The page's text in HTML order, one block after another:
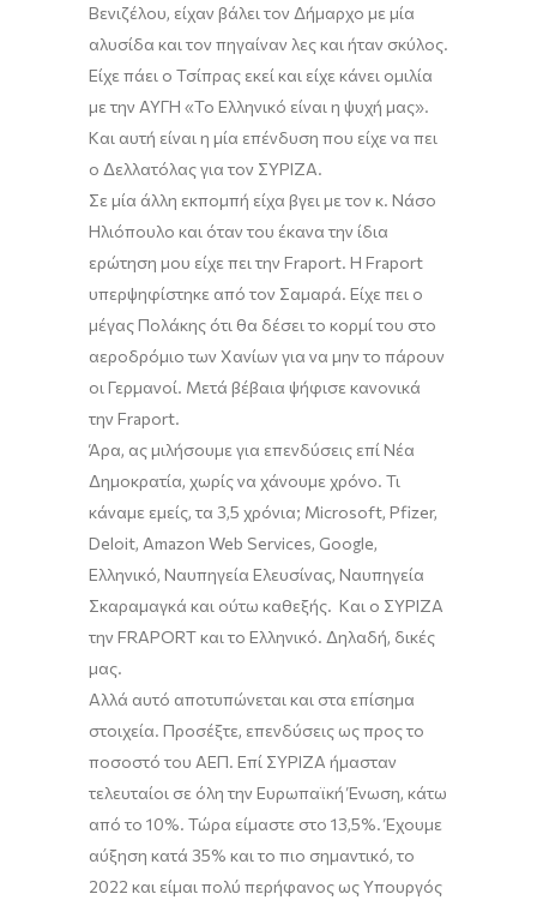
Βενιζέλου, είχαν βάλει τον Δήμαρχο με μία
αλυσίδα και τον πηγαίναν λες και ήταν σκύλος.
Είχε πάει ο Τσίπρας εκεί και είχε κάνει ομιλία
με την ΑΥΓΗ «Το Ελληνικό είναι η ψυχή μας».
Και αυτή είναι η μία επένδυση που είχε να πει
ο Δελλατόλαςγια τον ΣΥΡΙΖΑ.
Σε μία άλλη εκπομπή είχα βγει με τον κ. Νάσο
Ηλιόπουλο και όταν του έκανα την ίδια
ερώτηση μου είχε πει την Fraport. Η Fraport
υπερψηφίστηκε από τον Σαμαρά. Είχε πει ο
μέγαςΠολάκης ότι θα δέσει το κορμί του στο
αεροδρόμιο των Χανίων για να μην το πάρουν
οι Γερμανοί. Μετά βέβαια ψήφισε κανονικά
την Fraport.
Άρα, ας μιλήσουμε για επενδύσεις επίΝέα
Δημοκρατία, χωρίς να χάνουμε χρόνο. Τι
κάναμε εμείς, τα 3,5 χρόνια; Microsoft, Pfizer,
Deloit, Amazon Web Services, Google,
Ελληνικό, Ναυπηγεία Ελευσίνας, Ναυπηγεία
Σκαραμαγκά και ούτω καθεξής. Και ο ΣΥΡΙΖΑ
την FRAPORT καιτο Ελληνικό. Δηλαδή, δικές
μας.
Αλλά αυτό αποτυπώνεται και στα επίσημα
στοιχεία. Προσέξτε, επενδύσεις ως προς το
ποσοστό του ΑΕΠ. Επί ΣΥΡΙΖΑ ήμασταν
τελευταίοι σε όλη την Ευρωπαϊκή Ένωση, κάτω
από το 10%. Τώρα είμαστε στο 13,5%. Έχουμε
αύξηση κατά 35% και το πιο σημαντικό, το
2022 και είμαι πολύ περήφανος ως Υπουργός